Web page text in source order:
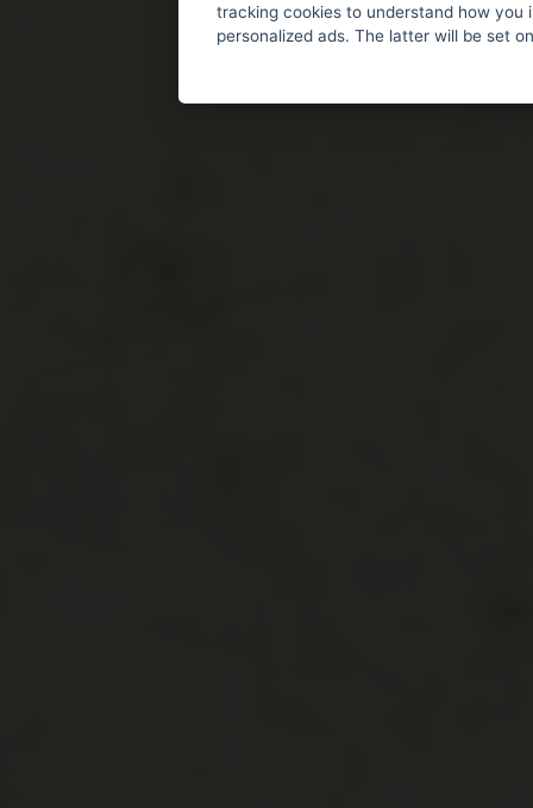
tracking cookies to understand how
personalized ads. The latter will be set